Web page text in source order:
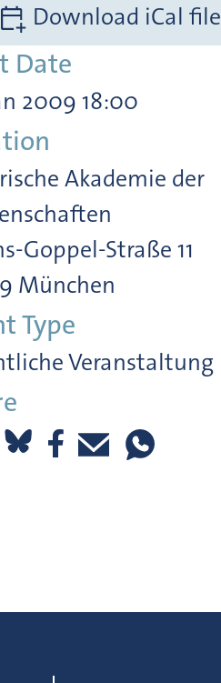
Download iCal file
Date
2009 18:00
Akademie der
Goppel-Straße 11
München
Type
Veranstaltung